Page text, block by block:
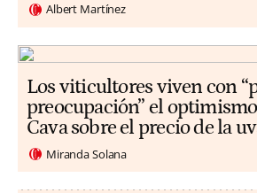
Albert Martínez
Los viticultores viven con
preocupación” el
Cava sobre el precio de la
Miranda Solana